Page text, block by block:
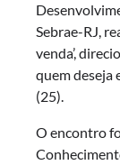
Sebrae-RJ,
venda’,
quem deseja
(25).
O encontro